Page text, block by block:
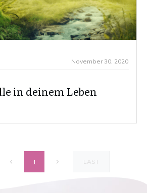
November 30, 2020
in deinem Leben
1 LAST